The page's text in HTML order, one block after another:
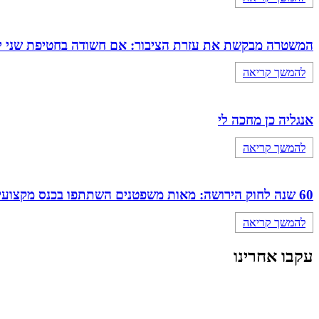
המשטרה מבקשת את עזרת הציבור: אם חשודה בחטיפת שני
להמשך קריאה
אנגליה כן מחכה לי
להמשך קריאה
60 שנה לחוק הירושה: מאות משפטנים השתתפו בכנס מקצועי מיוחד של מחוז מרכז
להמשך קריאה
עקבו אחרינו